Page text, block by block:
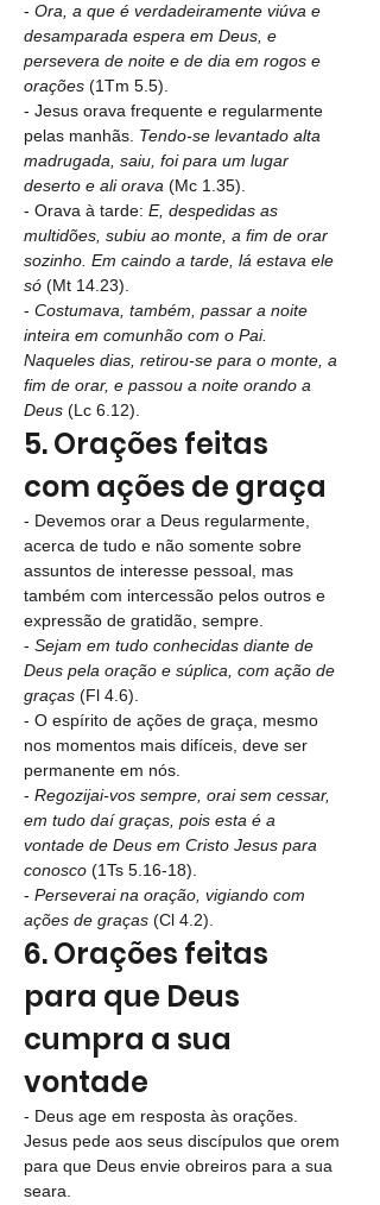
- Ora, a que é verdadeiramente viúva e
desamparada espera em Deus, e
persevera de noite e de dia em rogos e
orações (1Tm 5.5).
- Jesus orava frequente e regularmente
pelas manhãs. Tendo-se levantado alta
madrugada, saiu, foi para um lugar
deserto e ali orava (Mc 1.35).
- Orava à tarde: E, despedidas as
multidões, subiu ao monte, a fim de orar
sozinho. Em caindo a tarde, lá estava ele
só (Mt 14.23).
- Costumava, também, passar a noite
inteira em comunhão com o Pai.
Naqueles dias, retirou-se para o monte, a
fim de orar, e passou a noite orando a
Deus (Lc 6.12).
5. Orações feitas
com ações de graça
- Devemos orar a Deus regularmente,
acerca de tudo e não somente sobre
assuntos de interesse pessoal, mas
também com intercessão pelos outros e
expressão de gratidão, sempre.
- Sejam em tudo conhecidas diante de
Deus pela oração e súplica, com ação de
graças (Fl 4.6).
- O espírito de ações de graça, mesmo
nos momentos mais difíceis, deve ser
permanente em nós.
- Regozijai-vos sempre, orai sem cessar,
em tudo daí graças, pois esta é a
vontade de Deus em Cristo Jesus para
conosco (1Ts 5.16-18).
- Perseverai na oração, vigiando com
ações de graças (Cl 4.2).
6. Orações feitas
para que Deus
cumpra a sua
vontade
- Deus age em resposta às orações.
Jesus pede aos seus discípulos que orem
para que Deus envie obreiros para a sua
seara.